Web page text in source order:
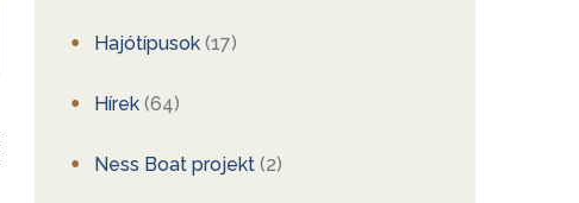
Hajótípusok (17)
Hírek (64)
Ness Boat projekt (2)